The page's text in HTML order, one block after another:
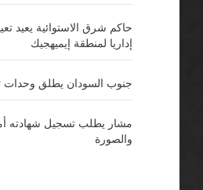
حاكم شرق الاستوائية يعيد
إداريا لمنطقة إيميهجيك
جنوب السودان يطلق وحدات
مشار يطلب تسجيل شهادته
والصورة